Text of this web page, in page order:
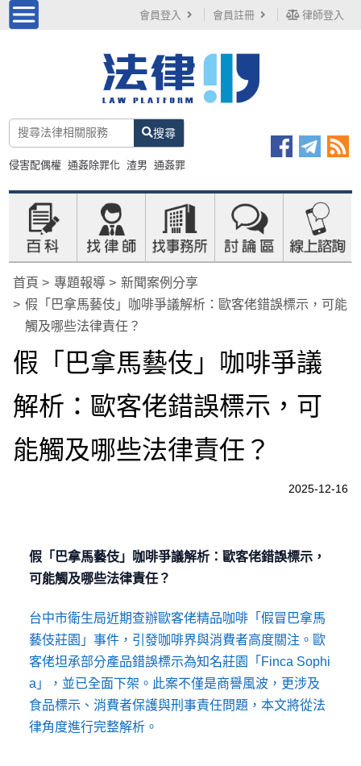
會員登入 會員註冊 律師登入
搜尋
侵害配偶權 通姦除罪化 渣男 通姦罪
首頁 專題報導
新聞案例分享
假「巴拿馬藝伎」咖啡爭議解析：歐客佬錯誤標示，可能
觸及哪些法律責任？
假「巴拿馬藝伎」咖啡爭議
解析：歐客佬錯誤標示，可
能觸及哪些法律責任？
2025-12-16
假「巴拿馬藝伎」咖啡爭議解析：歐客佬錯誤標示，
可能觸及哪些法律責任？
台中市衛生局近期查辦歐客佬精品咖啡「假冒巴拿馬
藝伎莊園」事件，引發咖啡界與消費者高度關注。歐
客佬坦承部分產品錯誤標示為知名莊園「Finca Sophi
a」，並已全面下架。此案不僅是商譽風波，更涉及
食品標示、消費者保護與刑事責任問題，本文將從法
律角度進行完整解析。